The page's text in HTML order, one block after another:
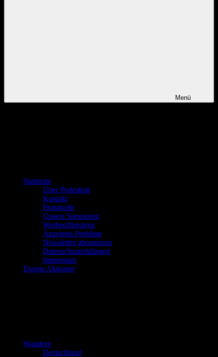
Menü
Startseite
Über Pedestrial
Kontakt
Protokolle
Unsere Sponsoren
Werbeoffensiven
Anzeigen-Preisliste
Newsletter abonnieren
Datenschutzerklärung
Impressum
Eigene Aktionen
Wandern
Deutschland